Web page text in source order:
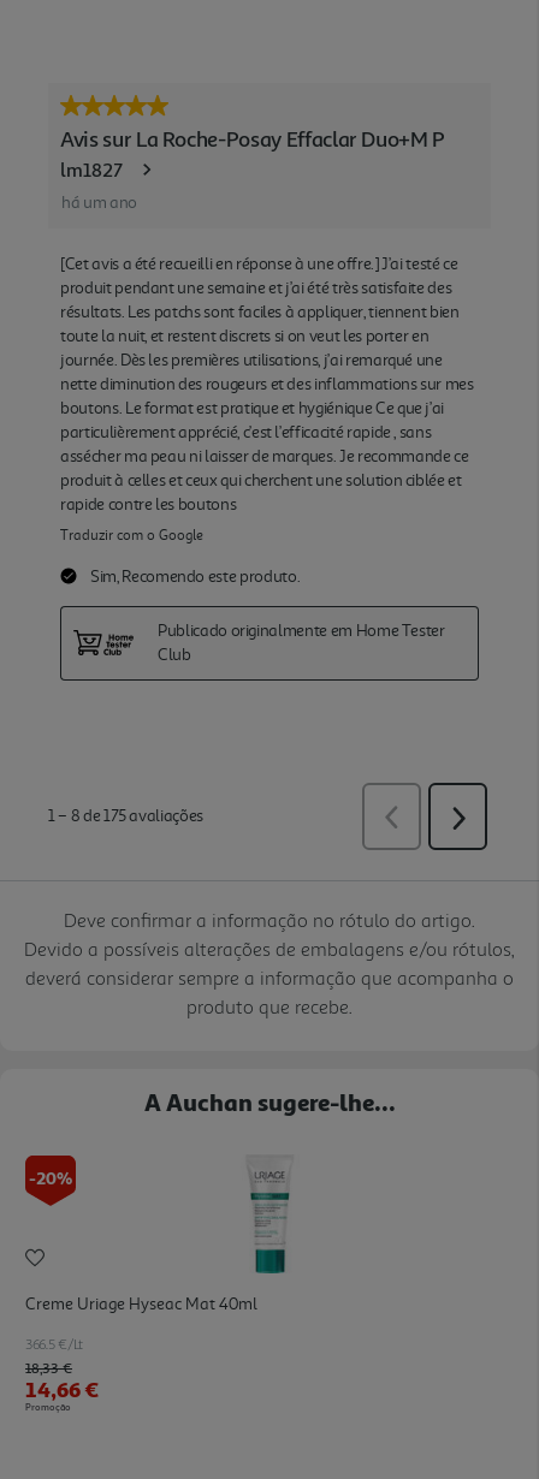
Deve confirmar a informação no rótulo do artigo.
Devido a possíveis alterações de embalagens e/ou rótulos,
deverá considerar sempre a informação que acompanha o
produto que recebe.
A Auchan sugere-lhe...
-20%
Creme Uriage Hyseac Mat 40ml
366.5 €/Lt
Price reduced from
18,33 €to
14,66 €
Promoção